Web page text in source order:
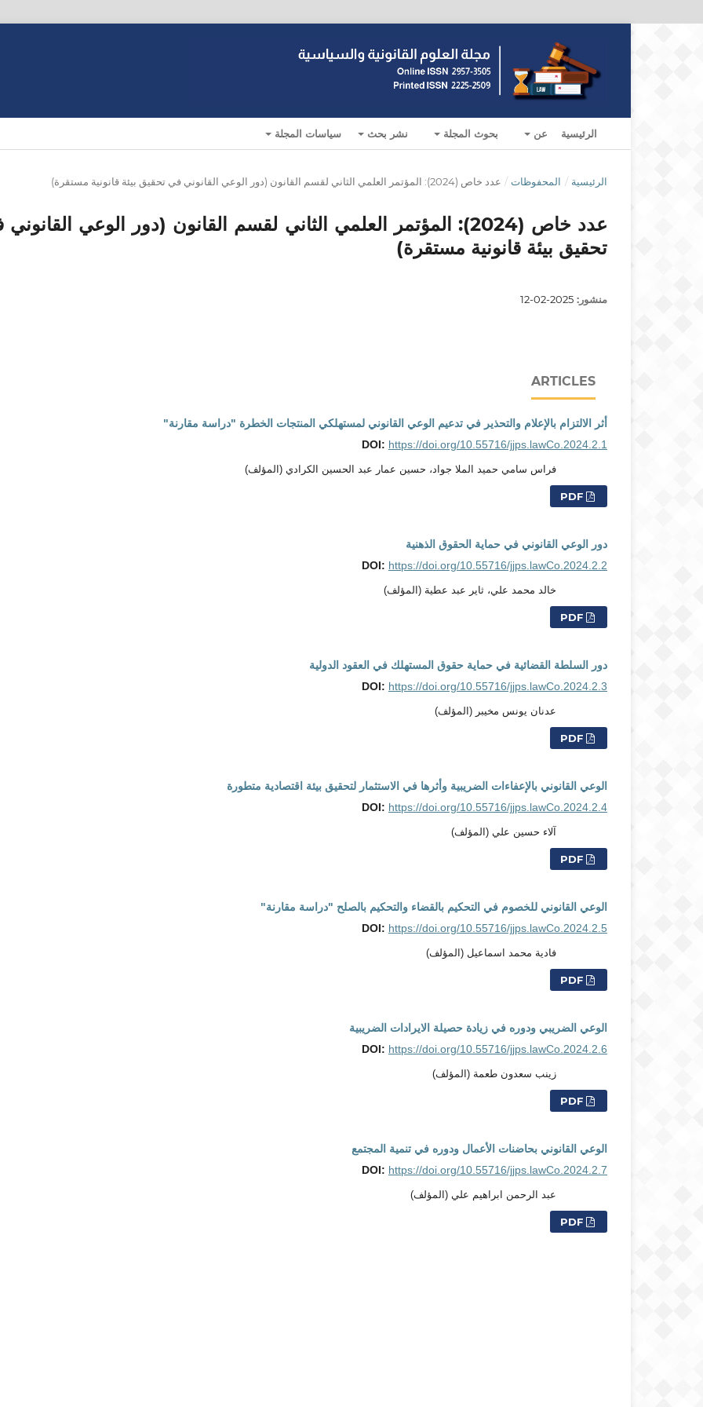
الرئيسية عن بحوث المجلة نشر بحث سياسات المجلة
الرئيسية / المحفوظات / عدد خاص (2024): المؤتمر العلمي الثاني لقسم القانون (دور الوعي القانوني في تحقيق بيئة قانونية مستقرة)
عدد خاص (2024): المؤتمر العلمي الثاني لقسم القانون (دور الوعي
تحقيق بيئة قانونية مستقرة)
منشور: 2025-02-12
ARTICLES
أثر الالتزام بالإعلام والتحذير في تدعيم الوعي القانوني لمستهلكي المنتجات الخطرة "دراسة مقارنة"
DOI: https://doi.org/10.55716/jjps.lawCo.2024.2.1
فراس سامي حميد الملا جواد، حسين عمار عبد الحسين الكرادي (المؤلف)
PDF
دور الوعي القانوني في حماية الحقوق الذهنية
DOI: https://doi.org/10.55716/jjps.lawCo.2024.2.2
خالد محمد علي، ثاير عبد عطية (المؤلف)
PDF
دور السلطة القضائية في حماية حقوق المستهلك في العقود الدولية
DOI: https://doi.org/10.55716/jjps.lawCo.2024.2.3
عدنان يونس مخيبر (المؤلف)
PDF
الوعي القانوني بالإعفاءات الضريبية وأثرها في الاستثمار لتحقيق بيئة اقتصادية متطورة
DOI: https://doi.org/10.55716/jjps.lawCo.2024.2.4
آلاء حسين علي (المؤلف)
PDF
الوعي القانوني للخصوم في التحكيم بالقضاء والتحكيم بالصلح "دراسة مقارنة"
DOI: https://doi.org/10.55716/jjps.lawCo.2024.2.5
فادية محمد اسماعيل (المؤلف)
PDF
الوعي الضريبي ودوره في زيادة حصيلة الايرادات الضريبية
DOI: https://doi.org/10.55716/jjps.lawCo.2024.2.6
زينب سعدون طعمة (المؤلف)
PDF
الوعي القانوني بحاضنات الأعمال ودوره في تنمية المجتمع
DOI: https://doi.org/10.55716/jjps.lawCo.2024.2.7
عبد الرحمن ابراهيم علي (المؤلف)
PDF